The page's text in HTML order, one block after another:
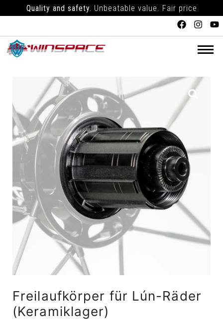
Quality and safety. Unbeatable value. Fair price
Freilaufkörper für Lún-Räder
(Keramiklager)